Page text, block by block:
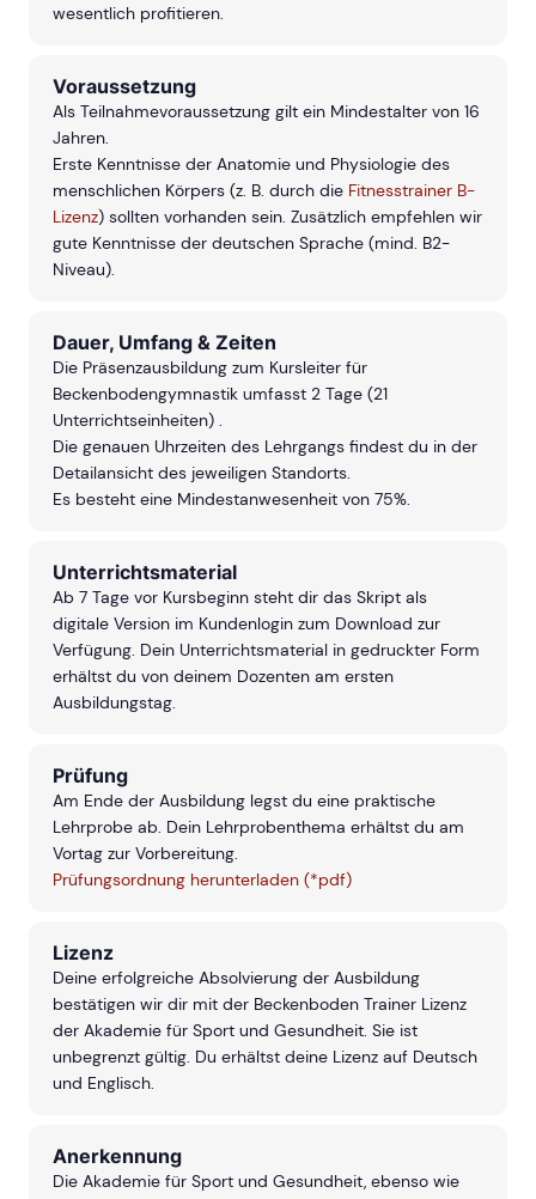
wesentlich profitieren.
Voraussetzung
Als Teilnahmevoraussetzung gilt ein Mindestalter von 16
Jahren.
Erste Kenntnisse der Anatomie und Physiologie des
menschlichen Körpers (z. B. durch die Fitnesstrainer B-
Lizenz) sollten vorhanden sein. Zusätzlich empfehlen wir
gute Kenntnisse der deutschen Sprache (mind. B2-
Niveau).
Dauer, Umfang & Zeiten
Die Präsenzausbildung zum Kursleiter für
Beckenbodengymnastik umfasst 2 Tage (21
Unterrichtseinheiten) .
Die genauen Uhrzeiten des Lehrgangs findest du in der
Detailansicht des jeweiligen Standorts.
Es besteht eine Mindestanwesenheit von 75%.
Unterrichtsmaterial
Ab 7 Tage vor Kursbeginn steht dir das Skript als
digitale Version im Kundenlogin zum Download zur
Verfügung. Dein Unterrichtsmaterial in gedruckter Form
erhältst du von deinem Dozenten am ersten
Ausbildungstag.
Prüfung
Am Ende der Ausbildung legst du eine praktische
Lehrprobe ab. Dein Lehrprobenthema erhältst du am
Vortag zur Vorbereitung.
Prüfungsordnung herunterladen (*pdf)
Lizenz
Deine erfolgreiche Absolvierung der Ausbildung
bestätigen wir dir mit der Beckenboden Trainer Lizenz
der Akademie für Sport und Gesundheit. Sie ist
unbegrenzt gültig. Du erhältst deine Lizenz auf Deutsch
und Englisch.
Anerkennung
Die Akademie für Sport und Gesundheit, ebenso wie